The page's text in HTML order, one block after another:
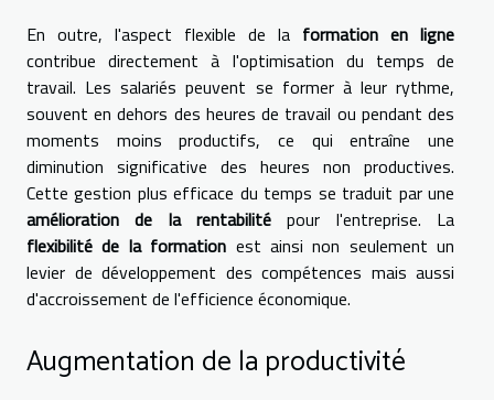
En outre, l'aspect flexible de la formation en ligne
contribue directement à l'optimisation du temps de
travail. Les salariés peuvent se former à leur rythme,
souvent en dehors des heures de travail ou pendant des
moments moins productifs, ce qui entraîne une
diminution significative des heures non productives.
Cette gestion plus efficace du temps se traduit par une
amélioration de la rentabilité pour l'entreprise. La
flexibilité de la formation est ainsi non seulement un
levier de développement des compétences mais aussi
d'accroissement de l'efficience économique.
Augmentation de la productivité